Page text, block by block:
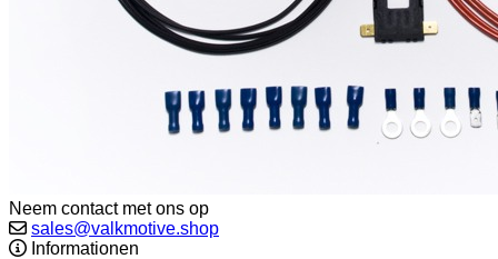
Neem contact met ons op
sales@valkmotive.shop
Informationen